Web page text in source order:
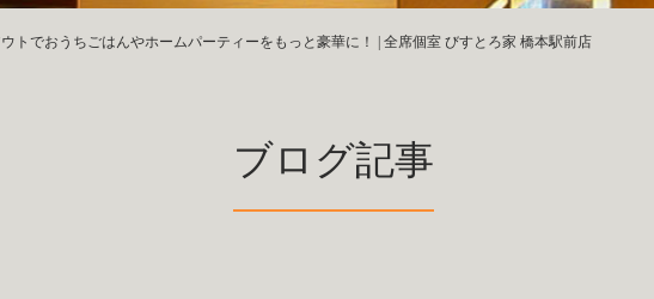
トでおうちごはんやホームパーティーをもっと豪華に！ | 全席個室 びすとろ家 橋本駅前店
ブログ記事